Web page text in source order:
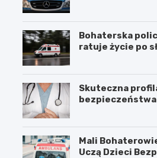
Bohaterska
ratuje życie po
Skuteczna
Mali
Uczą Dzieci